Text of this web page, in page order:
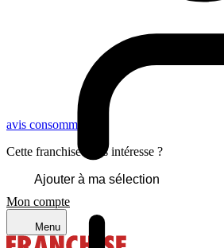
Mon compte
Menu
avis consommateurs
Cette franchise vous intéresse ?
Ajouter à ma sélection